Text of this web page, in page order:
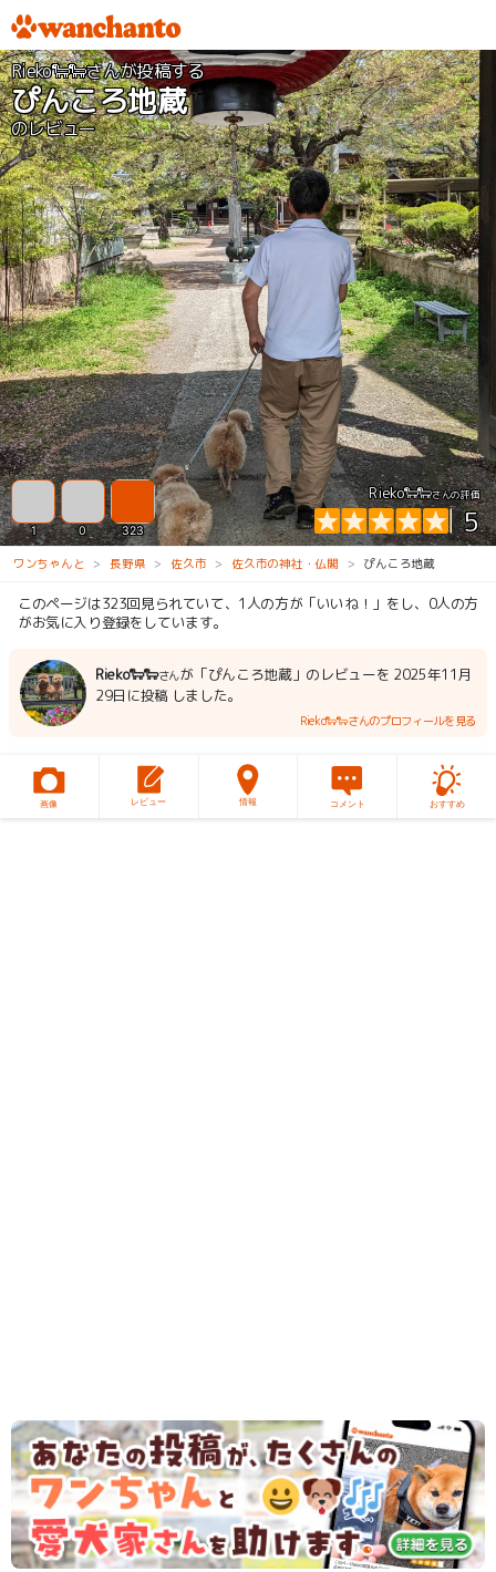
Rieko🐑🐑さんが投稿する
ぴんころ地蔵
のレビュー
Rieko🐑🐑さんの評価
5
1 0 323
ワンちゃんと 長野県 佐久市 佐久市の神社・仏閣 ぴんころ地蔵
このページは323回見られていて、1人の方が「いいね！」をし、0人の方
がお気に入り登録をしています。
Rieko🐑🐑さんが「ぴんころ地蔵」のレビューを 2025年11月
29日に投稿 しました。
Rieko🐑🐑さんのプロフィールを見る
画像 レビュー 情報 コメント おすすめ